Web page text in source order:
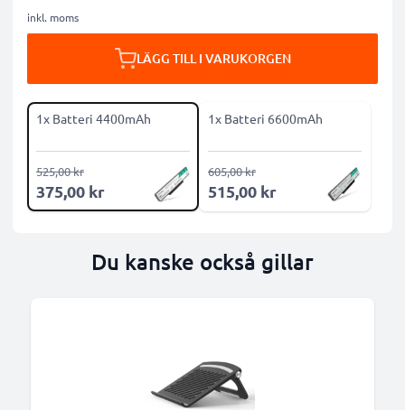
inkl. moms
LÄGG TILL I VARUKORGEN
1x Batteri 4400mAh
375,00 kr
525,00 kr
1x Batteri 6600mAh
515,00 kr
605,00 kr
Du kanske också gillar